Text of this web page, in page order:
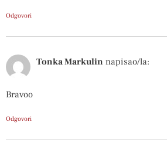
Odgovori
Tonka Markulin napisao/la:
Bravoo
Odgovori